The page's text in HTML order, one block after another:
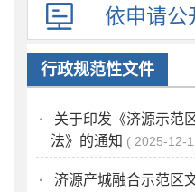
依申请公
行政规范性文件
·
关于印发《济源示范
法》的通知
2025-12-
·
济源产城融合示范区